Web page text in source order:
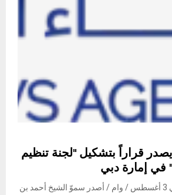
قراراً بتشكيل "لجنة تنظيم
في إمارة دبي
«نبض الخليج» دبي في 3 أغسطس / وام / أصدر سموّ الشيخ أحمد بن